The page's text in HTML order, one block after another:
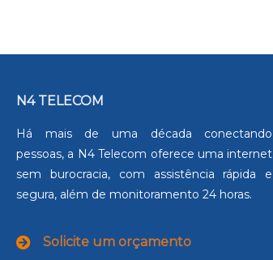
N4 TELECOM
Há mais de uma década conectando
pessoas, a N4 Telecom oferece uma internet
sem burocracia, com assistência rápida e
segura, além de monitoramento 24 horas.
Solicite um orçamento